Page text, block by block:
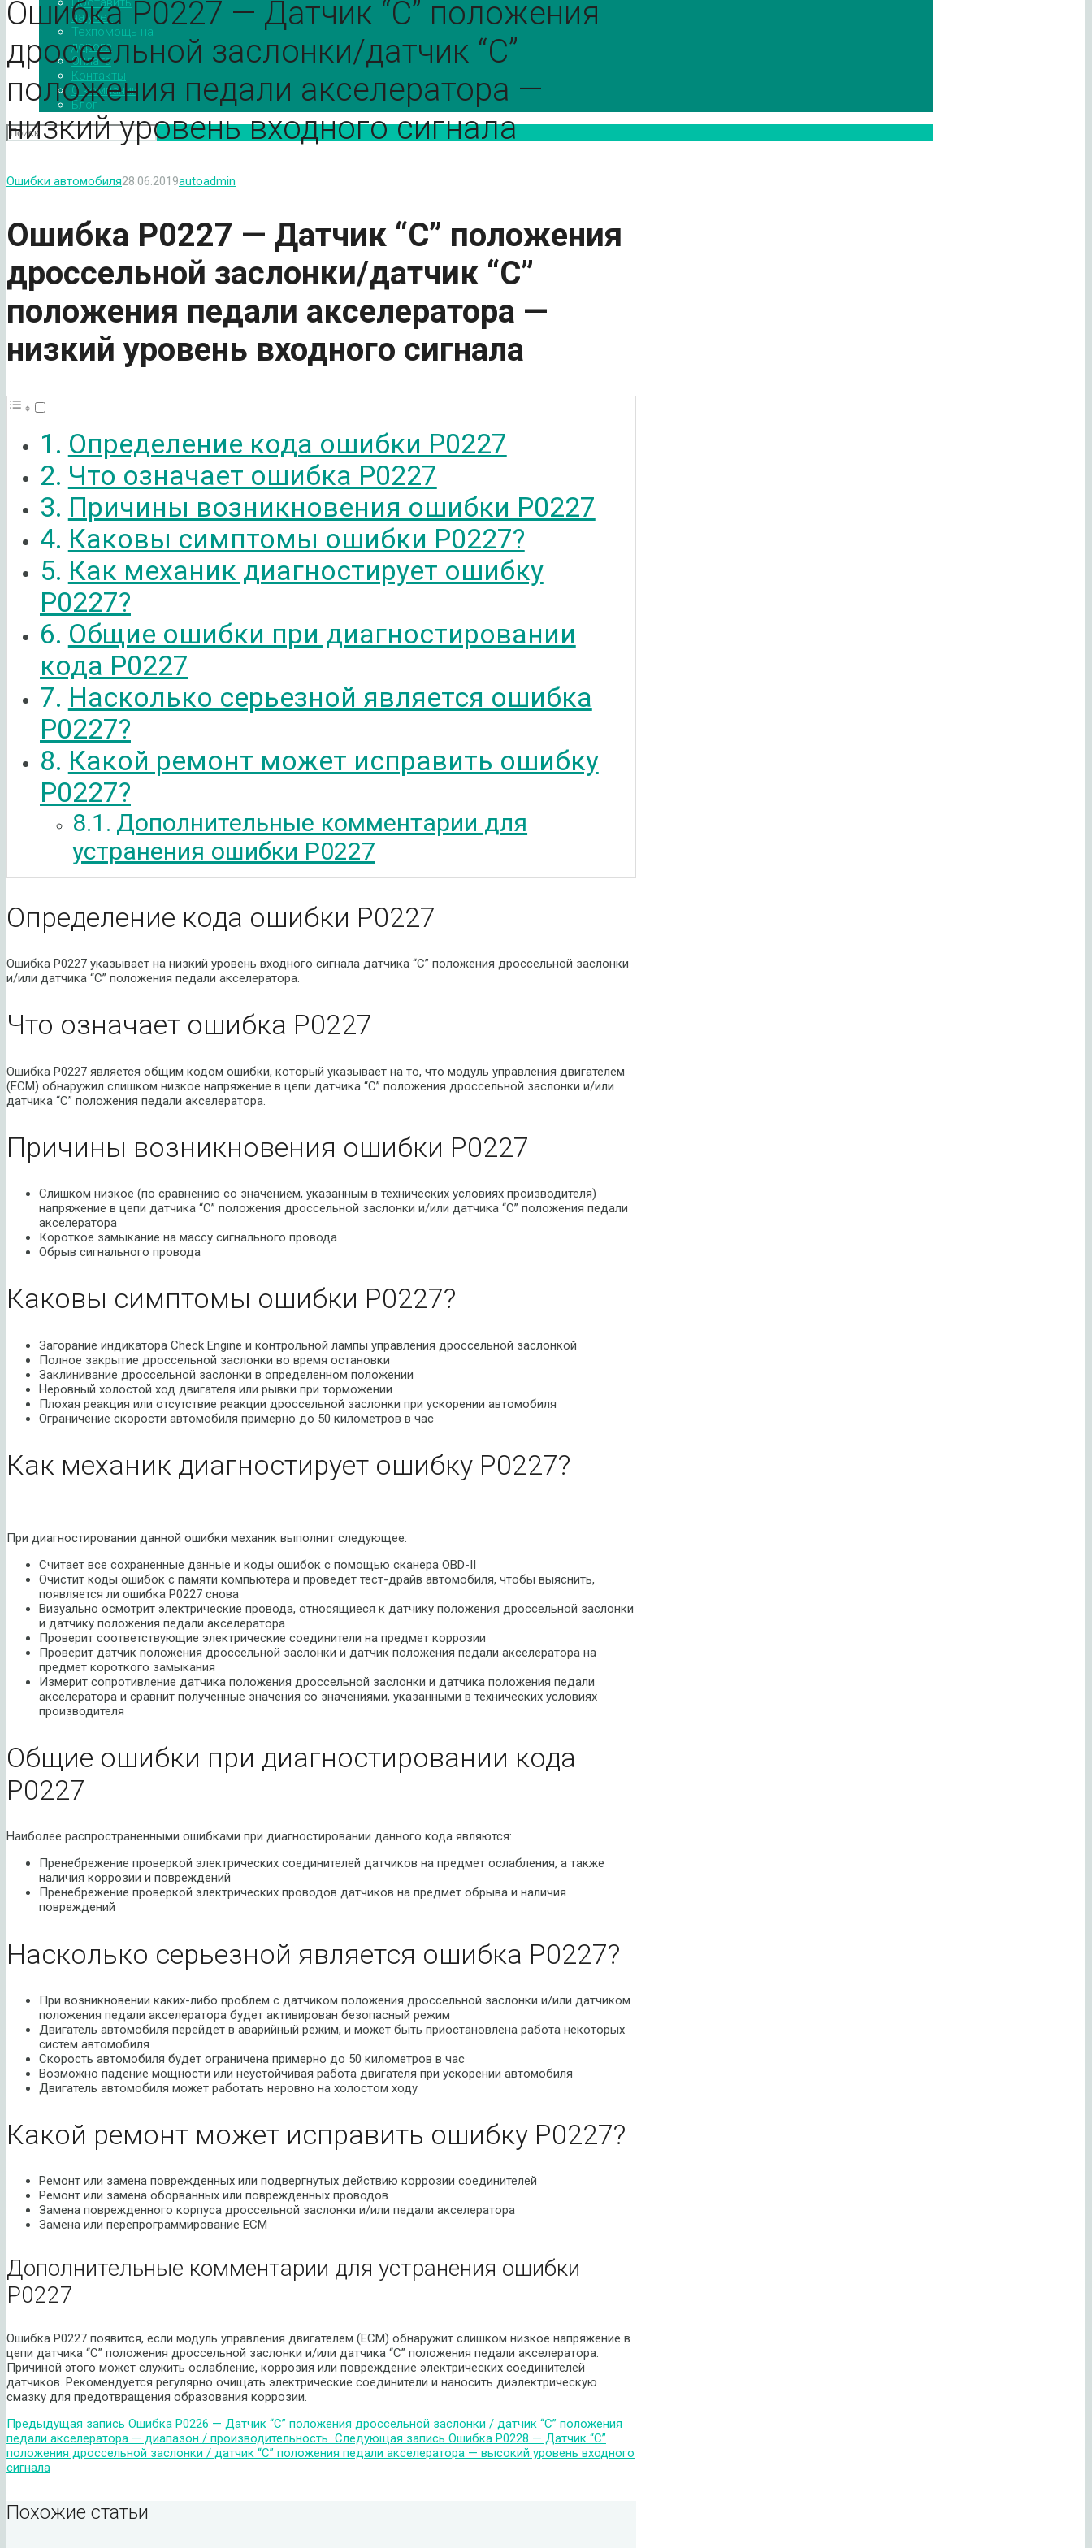
на учет
Техпомощь на
дороге
Оплата
Контакты
О компании
Блог
Ошибка P0227 — Датчик “C” положения
дроссельной заслонки/датчик “C”
положения педали акселератора —
низкий уровень входного сигнала
Ошибки автомобиля28.06.2019autoadmin
Ошибка P0227 — Датчик “C” положения
дроссельной заслонки/датчик “C”
положения педали акселератора —
низкий уровень входного сигнала
Определение кода ошибки P0227
Что означает ошибка P0227
Причины возникновения ошибки P0227
Каковы симптомы ошибки P0227?
Как механик диагностирует ошибку
P0227?
Общие ошибки при диагностировании
кода P0227
Насколько серьезной является ошибка
P0227?
Какой ремонт может исправить ошибку
P0227?
Дополнительные комментарии для
устранения ошибки P0227
Определение кода ошибки P0227
Ошибка P0227 указывает на низкий уровень входного сигнала датчика “C” положения дроссельной заслонки
и/или датчика “C” положения педали акселератора.
Что означает ошибка P0227
Ошибка P0227 является общим кодом ошибки, который указывает на то, что модуль управления двигателем
(ECM) обнаружил слишком низкое напряжение в цепи датчика “C” положения дроссельной заслонки и/или
датчика “C” положения педали акселератора.
Причины возникновения ошибки P0227
Слишком низкое (по сравнению со значением, указанным в технических условиях производителя)
напряжение в цепи датчика “С” положения дроссельной заслонки и/или датчика “С” положения педали
акселератора
Короткое замыкание на массу сигнального провода
Обрыв сигнального провода
Каковы симптомы ошибки P0227?
Загорание индикатора Check Engine и контрольной лампы управления дроссельной заслонкой
Полное закрытие дроссельной заслонки во время остановки
Заклинивание дроссельной заслонки в определенном положении
Неровный холостой ход двигателя или рывки при торможении
Плохая реакция или отсутствие реакции дроссельной заслонки при ускорении автомобиля
Ограничение скорости автомобиля примерно до 50 километров в час
Как механик диагностирует ошибку P0227?
При диагностировании данной ошибки механик выполнит следующее:
Считает все сохраненные данные и коды ошибок с помощью сканера OBD-II
Очистит коды ошибок с памяти компьютера и проведет тест-драйв автомобиля, чтобы выяснить,
появляется ли ошибка P0227 снова
Визуально осмотрит электрические провода, относящиеся к датчику положения дроссельной заслонки
и датчику положения педали акселератора
Проверит соответствующие электрические соединители на предмет коррозии
Проверит датчик положения дроссельной заслонки и датчик положения педали акселератора на
предмет короткого замыкания
Измерит сопротивление датчика положения дроссельной заслонки и датчика положения педали
акселератора и сравнит полученные значения со значениями, указанными в технических условиях
производителя
Общие ошибки при диагностировании кода
P0227
Наиболее распространенными ошибками при диагностировании данного кода являются:
Пренебрежение проверкой электрических соединителей датчиков на предмет ослабления, а также
наличия коррозии и повреждений
Пренебрежение проверкой электрических проводов датчиков на предмет обрыва и наличия
повреждений
Насколько серьезной является ошибка P0227?
При возникновении каких-либо проблем с датчиком положения дроссельной заслонки и/или датчиком
положения педали акселератора будет активирован безопасный режим
Двигатель автомобиля перейдет в аварийный режим, и может быть приостановлена работа некоторых
систем автомобиля
Скорость автомобиля будет ограничена примерно до 50 километров в час
Возможно падение мощности или неустойчивая работа двигателя при ускорении автомобиля
Двигатель автомобиля может работать неровно на холостом ходу
Какой ремонт может исправить ошибку P0227?
Ремонт или замена поврежденных или подвергнутых действию коррозии соединителей
Ремонт или замена оборванных или поврежденных проводов
Замена поврежденного корпуса дроссельной заслонки и/или педали акселератора
Замена или перепрограммирование ECM
Дополнительные комментарии для устранения ошибки
P0227
Ошибка P0227 появится, если модуль управления двигателем (ECM) обнаружит слишком низкое напряжение в
цепи датчика “C” положения дроссельной заслонки и/или датчика “C” положения педали акселератора.
Причиной этого может служить ослабление, коррозия или повреждение электрических соединителей
датчиков. Рекомендуется регулярно очищать электрические соединители и наносить диэлектрическую
смазку для предотвращения образования коррозии.
Предыдущая запись Ошибка P0226 — Датчик “C” положения дроссельной заслонки / датчик “C” положения
педали акселератора — диапазон / производительность Следующая запись Ошибка P0228 — Датчик “C”
положения дроссельной заслонки / датчик “C” положения педали акселератора — высокий уровень входного
сигнала
Похожие статьи